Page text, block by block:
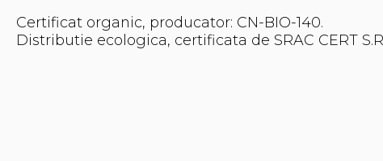
Certificat organic, producator: CN-BIO-140.
Distributie ecologica, certificata de SRAC CERT